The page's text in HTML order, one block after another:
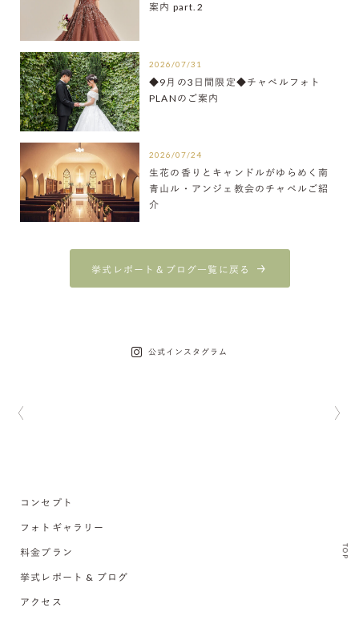
案内 part.2
2026/07/31
◆9月の3日間限定◆チャペルフォト
PLANのご案内
2026/07/24
生花の香りとキャンドルがゆらめく南
青山ル・アンジェ教会のチャペルご紹
介
挙式レポート＆ブログ一覧に戻る
公式インスタグラム
TOP
コンセプト
フォトギャラリー
料金プラン
挙式レポート & ブログ
アクセス